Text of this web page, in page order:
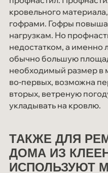
кровельного
гофрами. Гофры
нагрузкам. Но
недостатком, а именно
обычно большую
необходимый размер в
во-первых, возможна
вторых, ветреную
укладывать на кровлю.
ТАКЖЕ ДЛЯ
ДОМА ИЗ
ИСПОЛЬЗУЮТ